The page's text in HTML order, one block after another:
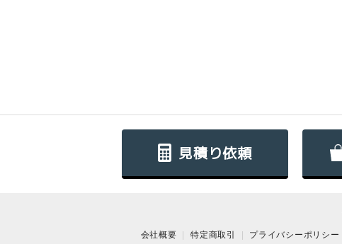
見積り依頼
会社概要 特定商取引 プライバシーポリシー